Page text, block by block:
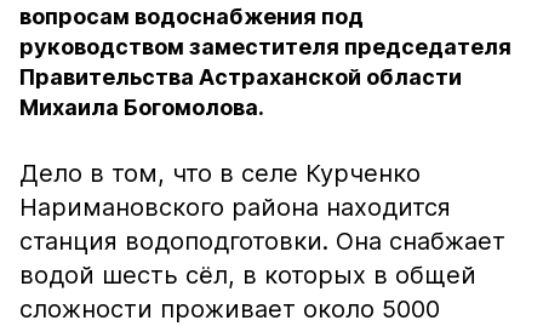
вопросам водоснабжения под
руководством заместителя председателя
Правительства Астраханской области
Михаила Богомолова.
Дело в том, что в селе Курченко
Наримановского района находится
станция водоподготовки. Она снабжает
водой шесть сёл, в которых в общей
сложности проживает около 5000